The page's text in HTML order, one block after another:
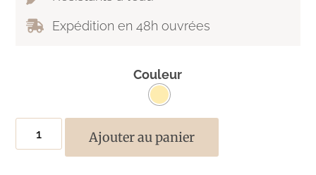
Expédition en 48h ouvrées
Couleur
Ajouter au panier